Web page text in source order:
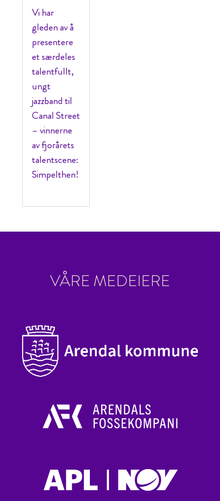
Vi har
gleden av å
presentere
et særdeles
talentfullt,
ungt
jazzband til
Canal Street
– vinnerne
av fjorårets
talentscene:
Simpelthen!
VÅRE MEDEIERE